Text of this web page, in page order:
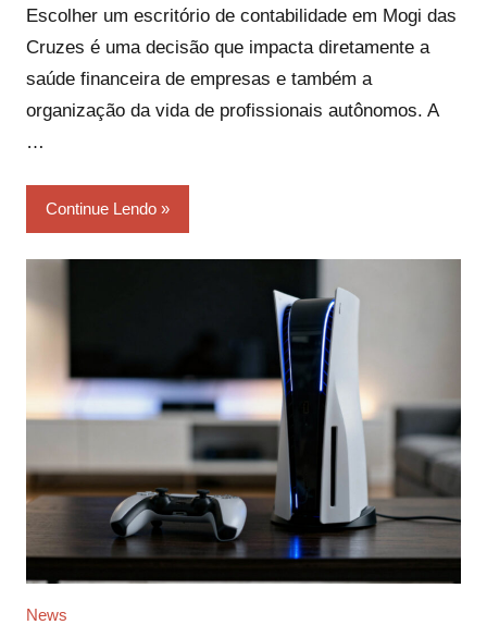
Escolher um escritório de contabilidade em Mogi das
Cruzes é uma decisão que impacta diretamente a
saúde financeira de empresas e também a
organização da vida de profissionais autônomos. A
…
Continue Lendo
News